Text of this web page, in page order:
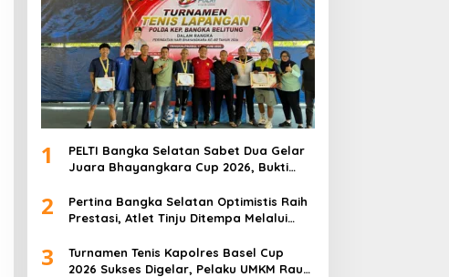
1
PELTI Bangka Selatan Sabet Dua Gelar
Juara Bhayangkara Cup 2026, Bukti
2
Pertina Bangka Selatan Optimistis Raih
Prestasi, Atlet Tinju Ditempa Melalui
3
Turnamen Tenis Kapolres Basel Cup
2026 Sukses Digelar, Pelaku UMKM Raup